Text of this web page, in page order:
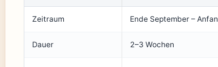
Zeitraum Ende September –
Dauer 2–3 Wochen